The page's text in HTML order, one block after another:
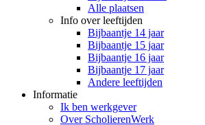
Alle plaatsen
Info over leeftijden
Bijbaantje 14 jaar
Bijbaantje 15 jaar
Bijbaantje 16 jaar
Bijbaantje 17 jaar
Andere leeftijden
Informatie
Ik ben werkgever
Over ScholierenWerk